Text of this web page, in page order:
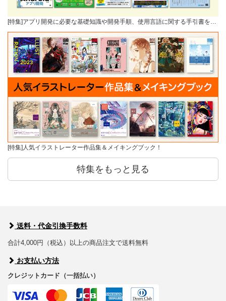
[特集]アプリ開発に必要な基礎知識や開発手順、使用言語に関する手引書を…
[特集]人気イラストレーター作品集＆メイキングブック！
特集をもっと見る
送料・代金引換手数料
合計4,000円（税込）以上の商品注文で送料無料
お支払い方法
クレジットカード（一括払い）